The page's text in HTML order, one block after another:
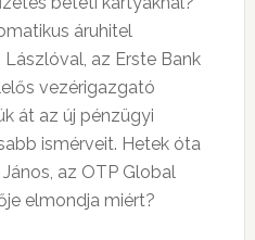
áruhitel
az Erste Bank
vezérigazgató
át az új pénzügyi
ismérveit. Hetek óta
az OTP Global
elmondja miért?